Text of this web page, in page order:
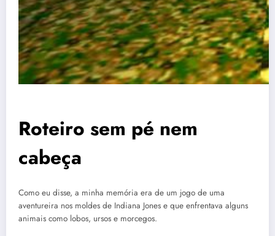
Roteiro sem pé nem
cabeça
Como eu disse, a minha memória era de um jogo de uma
aventureira nos moldes de Indiana Jones e que enfrentava alguns
animais como lobos, ursos e morcegos.